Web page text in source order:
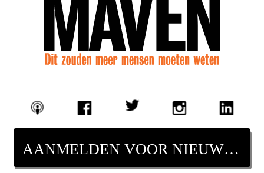
AANMELDEN VOOR NIEUWSBRIEF